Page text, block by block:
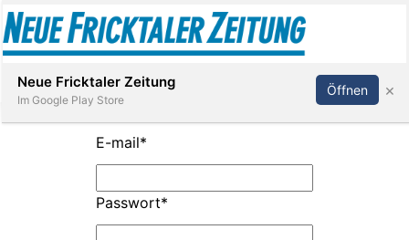
Abonnieren Anmelden
E-mail*
Passwort*
Neue Fricktaler Zeitung
Im Google Play Store
Öffnen ×